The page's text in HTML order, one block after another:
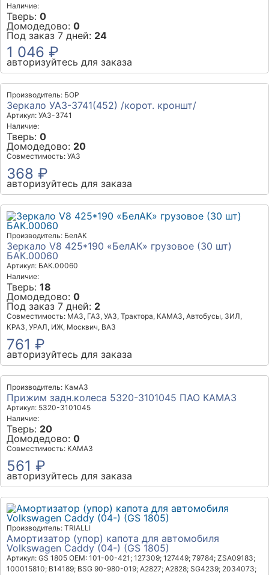
Наличие:
Тверь: 0
Домодедово: 0
Под заказ 7 дней: 24
1 046 ₽
авторизуйтесь для заказа
Производитель: БОР
Зеркало УАЗ-3741(452) /корот. кроншт/
Артикул: УАЗ-3741
Наличие:
Тверь: 0
Домодедово: 20
Совместимость: УАЗ
368 ₽
авторизуйтесь для заказа
Производитель: БелАК
Зеркало V8 425*190 «БелАК» грузовое (30 шт)
БАК.00060
Артикул: БАК.00060
Наличие:
Тверь: 18
Домодедово: 0
Под заказ 7 дней: 2
Совместимость: МАЗ, ГАЗ, УАЗ, Трактора, КАМАЗ, Автобусы, ЗИЛ,
КРАЗ, УРАЛ, ИЖ, Москвич, ВАЗ
761 ₽
авторизуйтесь для заказа
Производитель: КамАЗ
Прижим задн.колеса 5320-3101045 ПАО КАМАЗ
Артикул: 5320-3101045
Наличие:
Тверь: 20
Домодедово: 0
Совместимость: КАМАЗ
561 ₽
авторизуйтесь для заказа
Производитель: TRIALLI
Амортизатор (упор) капота для автомобиля
Volkswagen Caddy (04-) (GS 1805)
Артикул: GS 1805 OEM: 101-00-421; 127309; 127449; 79784; ZSA09183;
100015810; B14189; BSG 90-980-019; A2827; A2828; SG4239; 2034073;